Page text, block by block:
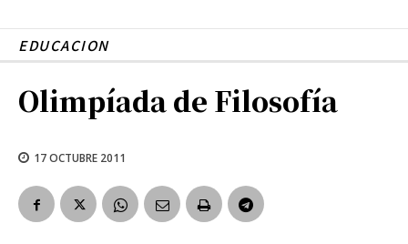
EDUCACION
Olimpíada de Filosofía
17 OCTUBRE 2011